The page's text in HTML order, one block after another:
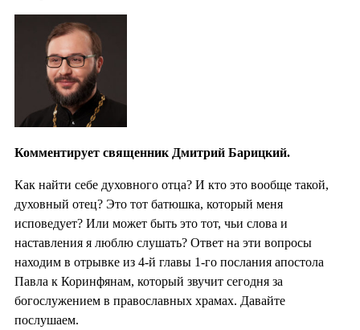
Комментирует священник Дмитрий Барицкий.
Как найти себе духовного отца? И кто это вообще такой,
духовный отец? Это тот батюшка, который меня
исповедует? Или может быть это тот, чьи слова и
наставления я люблю слушать? Ответ на эти вопросы
находим в отрывке из 4-й главы 1-го послания апостола
Павла к Коринфянам, который звучит сегодня за
богослужением в православных храмах. Давайте
послушаем.